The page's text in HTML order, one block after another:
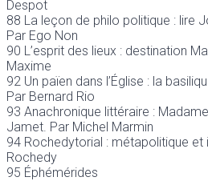
Despot
88 La leçon de philo politique : lire
Par Ego Non
90 L’esprit des lieux : destination
Maxime
92 Un païen dans l’Église : la
Par Bernard Rio
93 Anachronique littéraire :
Jamet. Par Michel Marmin
94 Rochedytorial : métapolitique et
Rochedy
95 Éphémérides